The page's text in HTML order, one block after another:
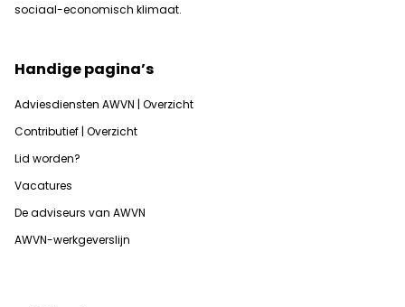
sociaal-economisch klimaat.
Handige pagina’s
Adviesdiensten AWVN | Overzicht
Contributief | Overzicht
Lid worden?
Vacatures
De adviseurs van AWVN
AWVN-werkgeverslijn